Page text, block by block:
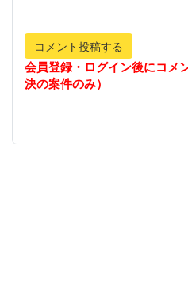
コメント投稿する
会員登録・ログイン後にコメ
決の案件のみ）